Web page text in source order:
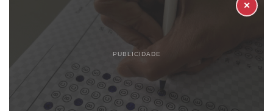
PUBLICIDADE
✕